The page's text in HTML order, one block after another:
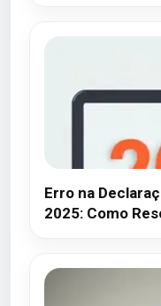
Erro na
2025: Como